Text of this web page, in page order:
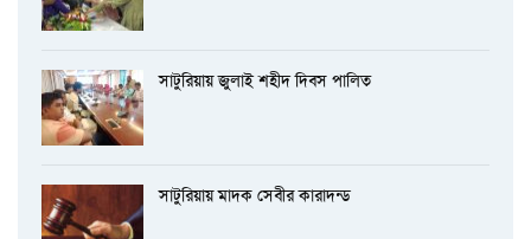
সাটুরিয়ায় জুলাই শহীদ দিবস পালিত
সাটুরিয়ায় মাদক সেবীর কারাদন্ড